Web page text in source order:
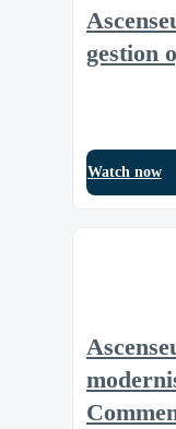
gestion
Watch now